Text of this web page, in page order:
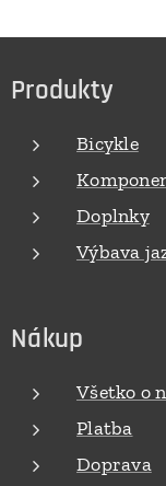
Produkty
Bicykle
Doplnky
Výbava
Nákup
Všetko o
Platba
Doprava